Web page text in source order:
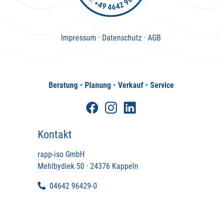
Impressum · Datenschutz · AGB
Beratung • Planung • Verkauf • Service
Kontakt
rapp-iso GmbH
Mehlbydiek 50 · 24376 Kappeln
04642 96429-0